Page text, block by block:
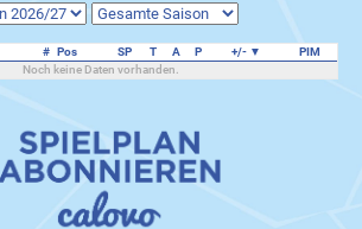
# Pos SP T A P +/-
PIM
Noch keine Daten vorhanden.